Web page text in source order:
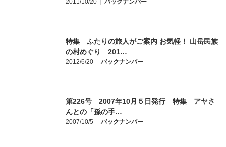
2011/10/20 バックナンバー
特集 ふたりの旅人がご案内 お気軽！ 山岳民族
の村めぐり 201…
2012/6/20 バックナンバー
第226号 2007年10月５日発行 特集 アヤさ
んとの「孫の手…
2007/10/5 バックナンバー